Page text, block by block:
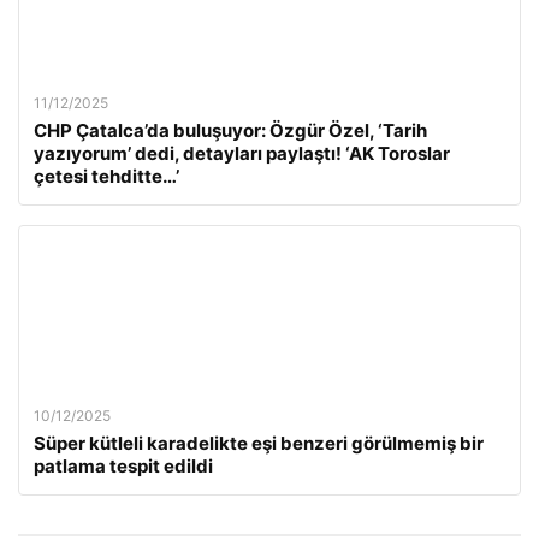
11/12/2025
CHP Çatalca’da buluşuyor: Özgür Özel, ‘Tarih
yazıyorum’ dedi, detayları paylaştı! ‘AK Toroslar
çetesi tehditte…’
10/12/2025
Süper kütleli karadelikte eşi benzeri görülmemiş bir
patlama tespit edildi